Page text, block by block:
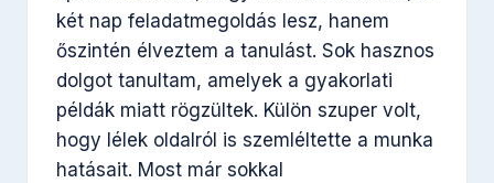
két nap feladatmegoldás lesz, hanem
őszintén élveztem a tanulást. Sok hasznos
dolgot tanultam, amelyek a gyakorlati
példák miatt rögzültek. Külön szuper volt,
hogy lélek oldalról is szemléltette a munka
hatásait. Most már sokkal